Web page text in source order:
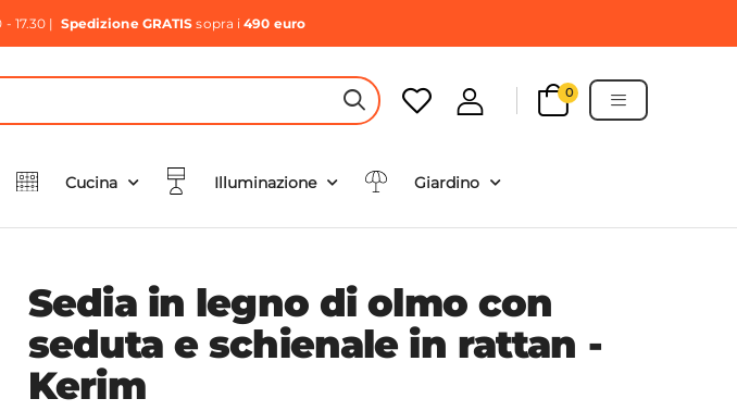
17.30 | Spedizione GRATIS sopra i490 euro
HEADER SEARCH BUTTON
0
Cucina Illuminazione Giardino
Sedia in legno di olmo con
seduta e schienale in rattan -
Kerim